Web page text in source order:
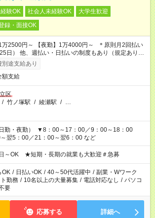
験OK 社会人未経験OK
大学生歓迎
録・面接OK
1万2500円～ 【夜勤】1万4000円～ ＊原則月2回払い
25日） 他、週払い・日払いの制度もあり（規定あり）
円以上
別途支給あり
額支給
区
/ 竹ノ塚駅 / 綾瀬駅 / …
日勤・夜勤） ▼8：00～17：00／9：00～18：00
翌5：00／21：00～翌6：00 など
～OK ★短期・長期の就業も大歓迎＃急募
OK / 日払いOK / 40～50代活躍中 / 副業・Wワーク
勤務 / 10名以上の大量募集 / 電話対応なし / パソコ
要
応募する 詳細へ